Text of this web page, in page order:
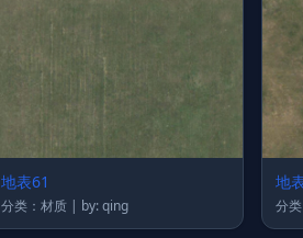
地表61
分类：材质 | by: qing
地